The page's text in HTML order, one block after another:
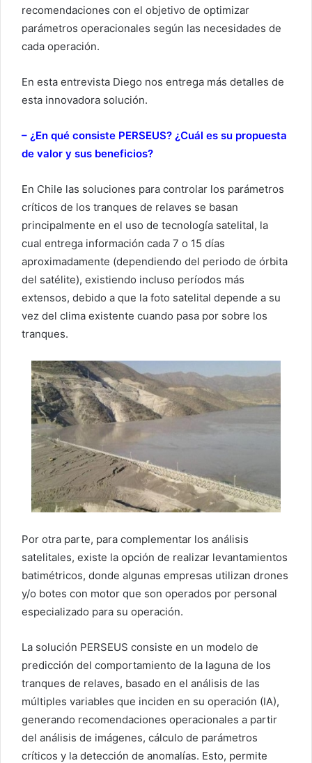
recomendaciones con el objetivo de optimizar
parámetros operacionales según las necesidades de
cada operación.
En esta entrevista Diego nos entrega más detalles de
esta innovadora solución.
– ¿En qué consiste PERSEUS? ¿Cuál es su propuesta
de valor y sus beneficios?
En Chile las soluciones para controlar los parámetros
críticos de los tranques de relaves se basan
principalmente en el uso de tecnología satelital, la
cual entrega información cada 7 o 15 días
aproximadamente (dependiendo del periodo de órbita
del satélite), existiendo incluso períodos más
extensos, debido a que la foto satelital depende a su
vez del clima existente cuando pasa por sobre los
tranques.
Por otra parte, para complementar los análisis
satelitales, existe la opción de realizar levantamientos
batimétricos, donde algunas empresas utilizan drones
y/o botes con motor que son operados por personal
especializado para su operación.
La solución PERSEUS consiste en un modelo de
predicción del comportamiento de la laguna de los
tranques de relaves, basado en el análisis de las
múltiples variables que inciden en su operación (IA),
generando recomendaciones operacionales a partir
del análisis de imágenes, cálculo de parámetros
críticos y la detección de anomalías. Esto, permite